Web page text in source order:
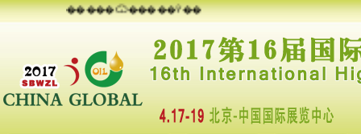
�����Ѿ�����Ŷ��